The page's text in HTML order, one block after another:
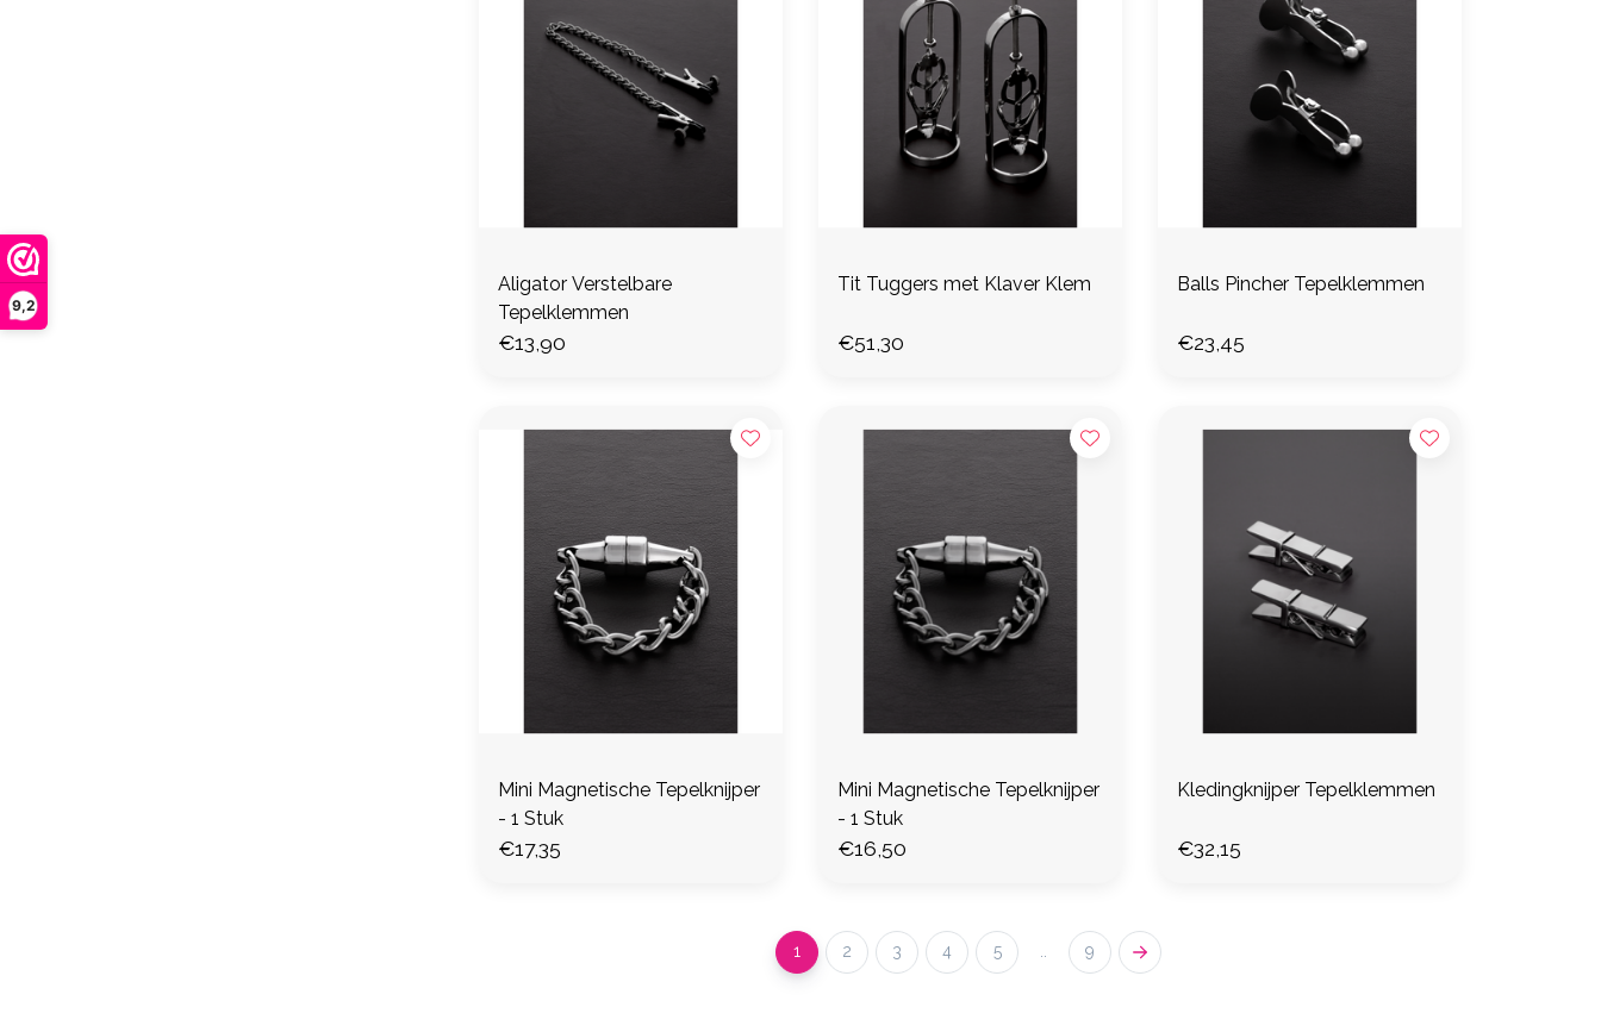
9,2
Aligator Verstelbare
Tepelklemmen
€13,90
Tit Tuggers met Klaver Klem
€51,30
Balls Pincher Tepelklemmen
€23,45
Mini Magnetische Tepelknijper
- 1 Stuk
€17,35
Mini Magnetische Tepelknijper
- 1 Stuk
€16,50
Kledingknijper Tepelklemmen
€32,15
1 2 3 4 5 .. 9